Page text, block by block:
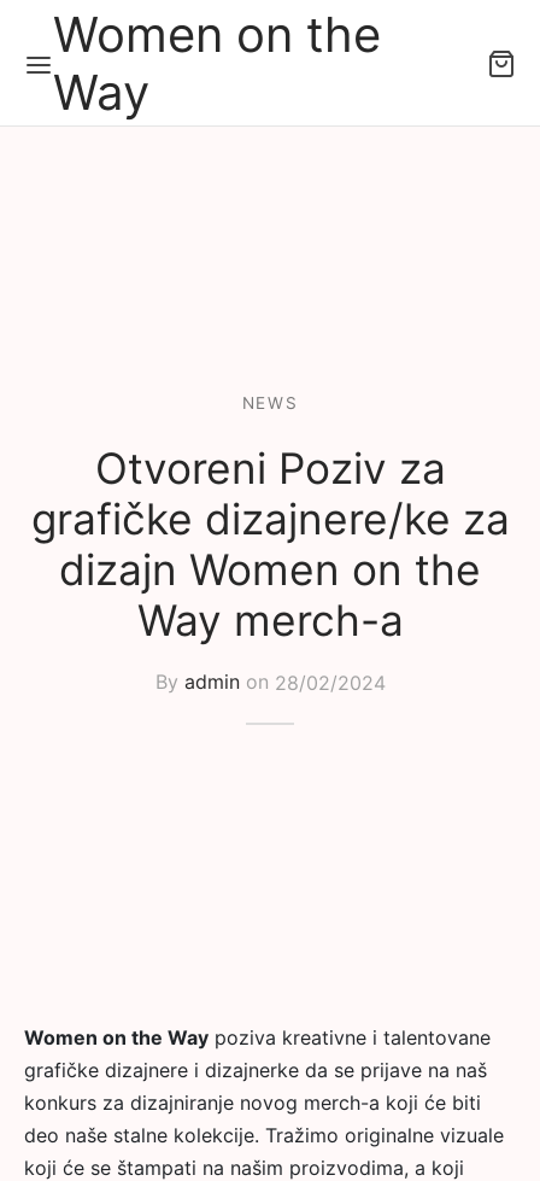
Women on the
Way
NEWS
Otvoreni Poziv za
grafičke dizajnere/ke za
dizajn Women on the
Way merch-a
By adminon 28/02/2024
Women on the Way poziva kreativne i talentovane
grafičke dizajnere i dizajnerke da se prijave na naš
konkurs za dizajniranje novog merch-a koji će biti
deo naše stalne kolekcije. Tražimo originalne vizuale
koji će se štampati na našim proizvodima, a koji